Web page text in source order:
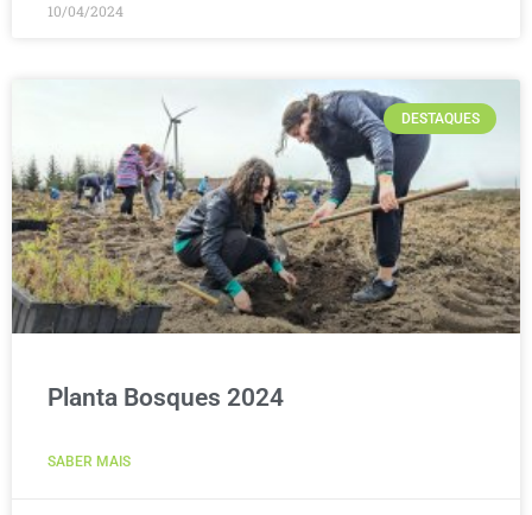
10/04/2024
DESTAQUES
Planta Bosques 2024
SABER MAIS